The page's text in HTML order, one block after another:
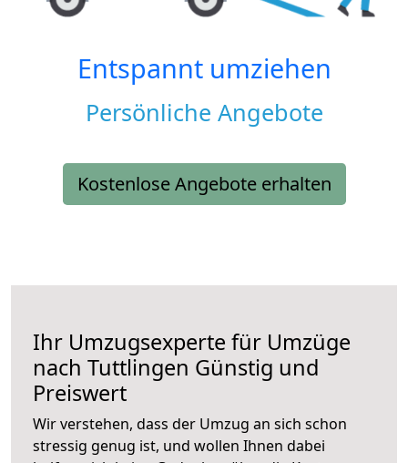
Entspannt umziehen
Persönliche Angebote
Kostenlose Angebote erhalten
Ihr Umzugsexperte für Umzüge
nach Tuttlingen Günstig und
Preiswert
Wir verstehen, dass der Umzug an sich schon
stressig genug ist, und wollen Ihnen dabei